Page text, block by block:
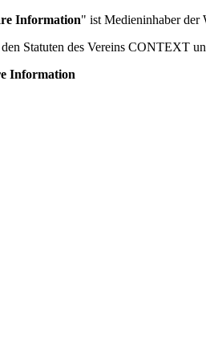
Information" ist Medieninhaber der
Statuten des Vereins CONTEXT
Information